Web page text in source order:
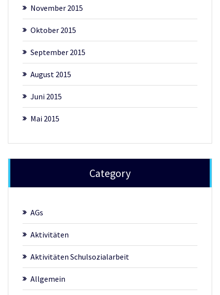
November 2015
Oktober 2015
September 2015
August 2015
Juni 2015
Mai 2015
Category
AGs
Aktivitäten
Aktivitäten Schulsozialarbeit
Allgemein